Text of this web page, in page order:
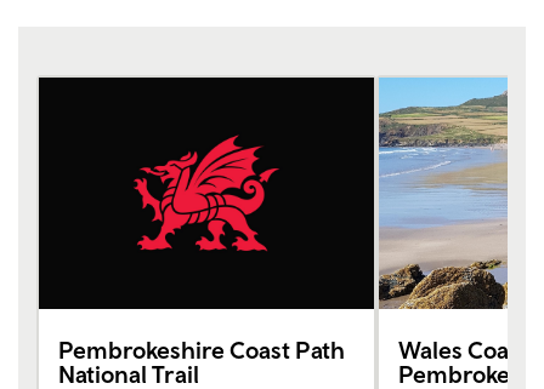
Pembrokeshire Coast Path
National Trail
Wales Coast